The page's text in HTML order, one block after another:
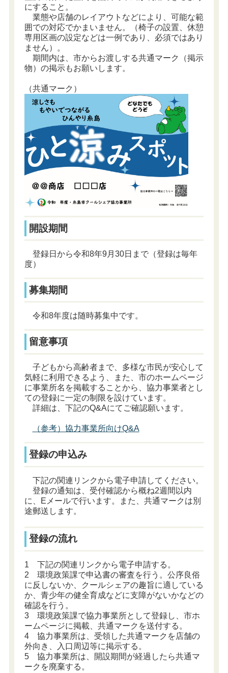
にすること。
業態や店舗のレイアウトなどにより、可能な範
囲での対応でかまいません。（椅子の設置、休憩
専用区画の設定などは一例であり、必須ではあり
ません）。
期間内は、市からお渡しする共通マーク（掲示
物）の掲示もお願いします。
（共通マーク）
開設期間
登録日から令和8年9月30日まで（登録は毎年
度）
募集期間
令和8年度は随時募集中です。
留意事項
子どもから高齢者まで、多様な市民が安心して
気軽に利用できるよう、また、市のホームページ
に事業所名を掲載することから、協力事業者とし
ての登録に一定の制限を設けています。
詳細は、下記のQ&Aにてご確認願います。
（参考）協力事業所向けQ&A
登録の申込み
下記の関連リンクから電子申請してください。
登録の通知は、受付確認から概ね2週間以内
に、Eメールで行います。また、共通マークは別
途郵送します。
登録の流れ
1 下記の関連リンクから電子申請する。
2 環境政策課で申込書の審査を行う。公序良俗
に反しないか、クールシェアの趣旨に適している
か、青少年の健全育成などに支障がないかなどの
確認を行う。
3 環境政策課で協力事業所として登録し、市ホ
ームページに掲載、共通マークを送付する。
4 協力事業所は、受領した共通マークを店舗の
外向き、入口周辺等に掲示する。
5 協力事業所は、開設期間が経過したら共通マ
ークを廃棄する。